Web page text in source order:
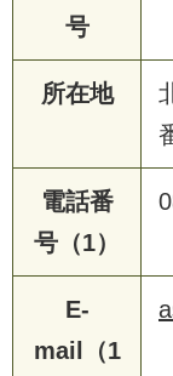
号
所在地
電話番
号（1）
E-
mail（1